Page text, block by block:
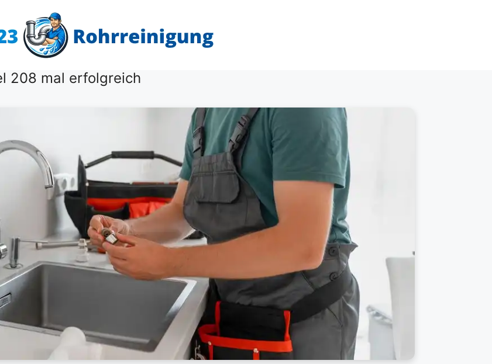
208 mal erfolgreich